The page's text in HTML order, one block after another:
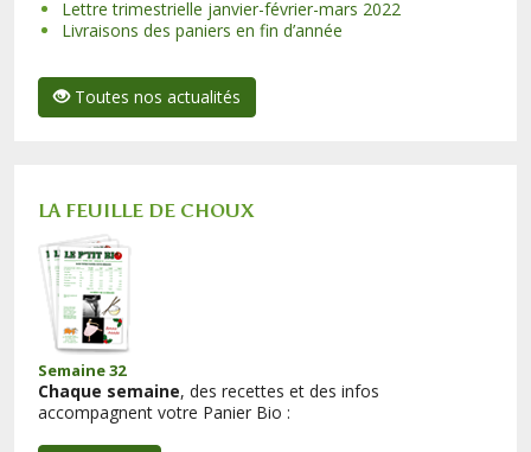
Lettre trimestrielle janvier-février-mars 2022
Livraisons des paniers en fin d’année
Toutes nos actualités
LA FEUILLE DE CHOUX
Semaine 32
Chaque semaine, des recettes et des infos
accompagnent votre Panier Bio :